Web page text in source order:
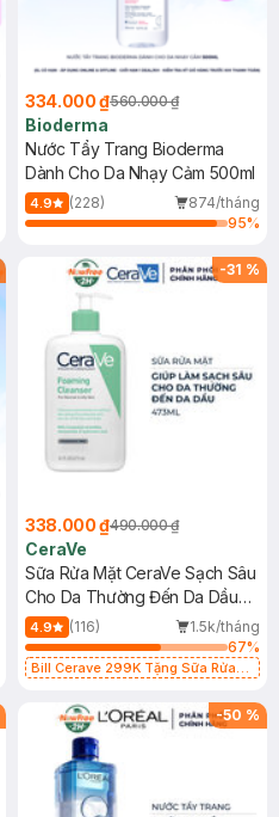
334.000 ₫560.000 ₫
Bioderma
Nước Tẩy Trang Bioderma
Dành Cho Da Nhạy Cảm 500ml
4.9 (228)
874/tháng
95%
-31 %
338.000 ₫490.000 ₫
CeraVe
Sữa Rửa Mặt CeraVe Sạch Sâu
Cho Da Thường Đến Da Dầu
473ml
4.9 (116)
1.5k/tháng
67%
Bill Cerave 299K Tặng Sữa Rửa
-50 %